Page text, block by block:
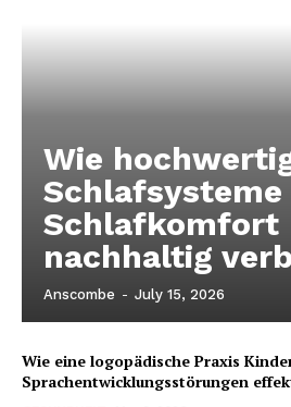
Wie
Schlafsysteme
Schlafkomfort
nachhaltig
Anscombe - July 15, 2026
Wie eine logopädische Praxis
Sprachentwicklungsstörungen